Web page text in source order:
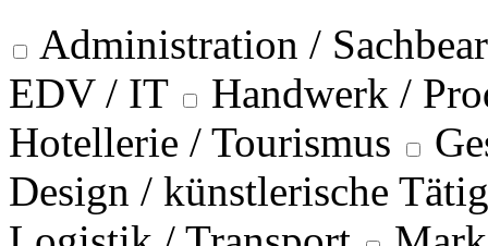
Administration /
EDV / IT
Handwerk /
Hotellerie / Tourismus
Design / künstlerische